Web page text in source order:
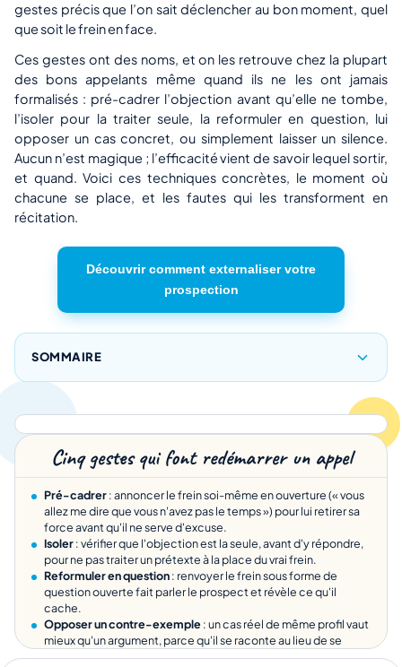
gestes précis que l’on sait déclencher au bon moment, quel
que soit le frein en face.
Ces gestes ont des noms, et on les retrouve chez la plupart
des bons appelants même quand ils ne les ont jamais
formalisés : pré-cadrer l’objection avant qu’elle ne tombe,
l’isoler pour la traiter seule, la reformuler en question, lui
opposer un cas concret, ou simplement laisser un silence.
Aucun n’est magique ; l’efficacité vient de savoir lequel sortir,
et quand. Voici ces techniques concrètes, le moment où
chacune se place, et les fautes qui les transforment en
récitation.
Découvrir comment externaliser votre
prospection
SOMMAIRE
Cinq gestes qui font redémarrer un appel
Pré-cadrer: annoncer le frein soi-même en ouverture (« vous
allez me dire que vous n'avez pas le temps ») pour lui retirer sa
force avant qu'il ne serve d'excuse.
Isoler: vérifier que l'objection est la seule, avant d'y répondre,
pour ne pas traiter un prétexte à la place du vrai frein.
Reformuler en question: renvoyer le frein sous forme de
question ouverte fait parler le prospect et révèle ce qu'il
cache.
Opposer un contre-exemple: un cas réel de même profil vaut
mieux qu'un argument, parce qu'il se raconte au lieu de se
défendre.